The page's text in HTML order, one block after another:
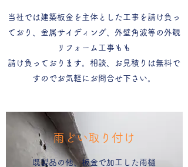
当社では建築板金を主体とした工事を請け負っ
ており、金属サイディング、外壁角波等の外観
リフォーム工事もも
​請け負っております。相談、お見積りは無料で
すのでお気軽にお問合せ下さい。
雨どい取り付け
既製品の他、板金で加工した雨樋